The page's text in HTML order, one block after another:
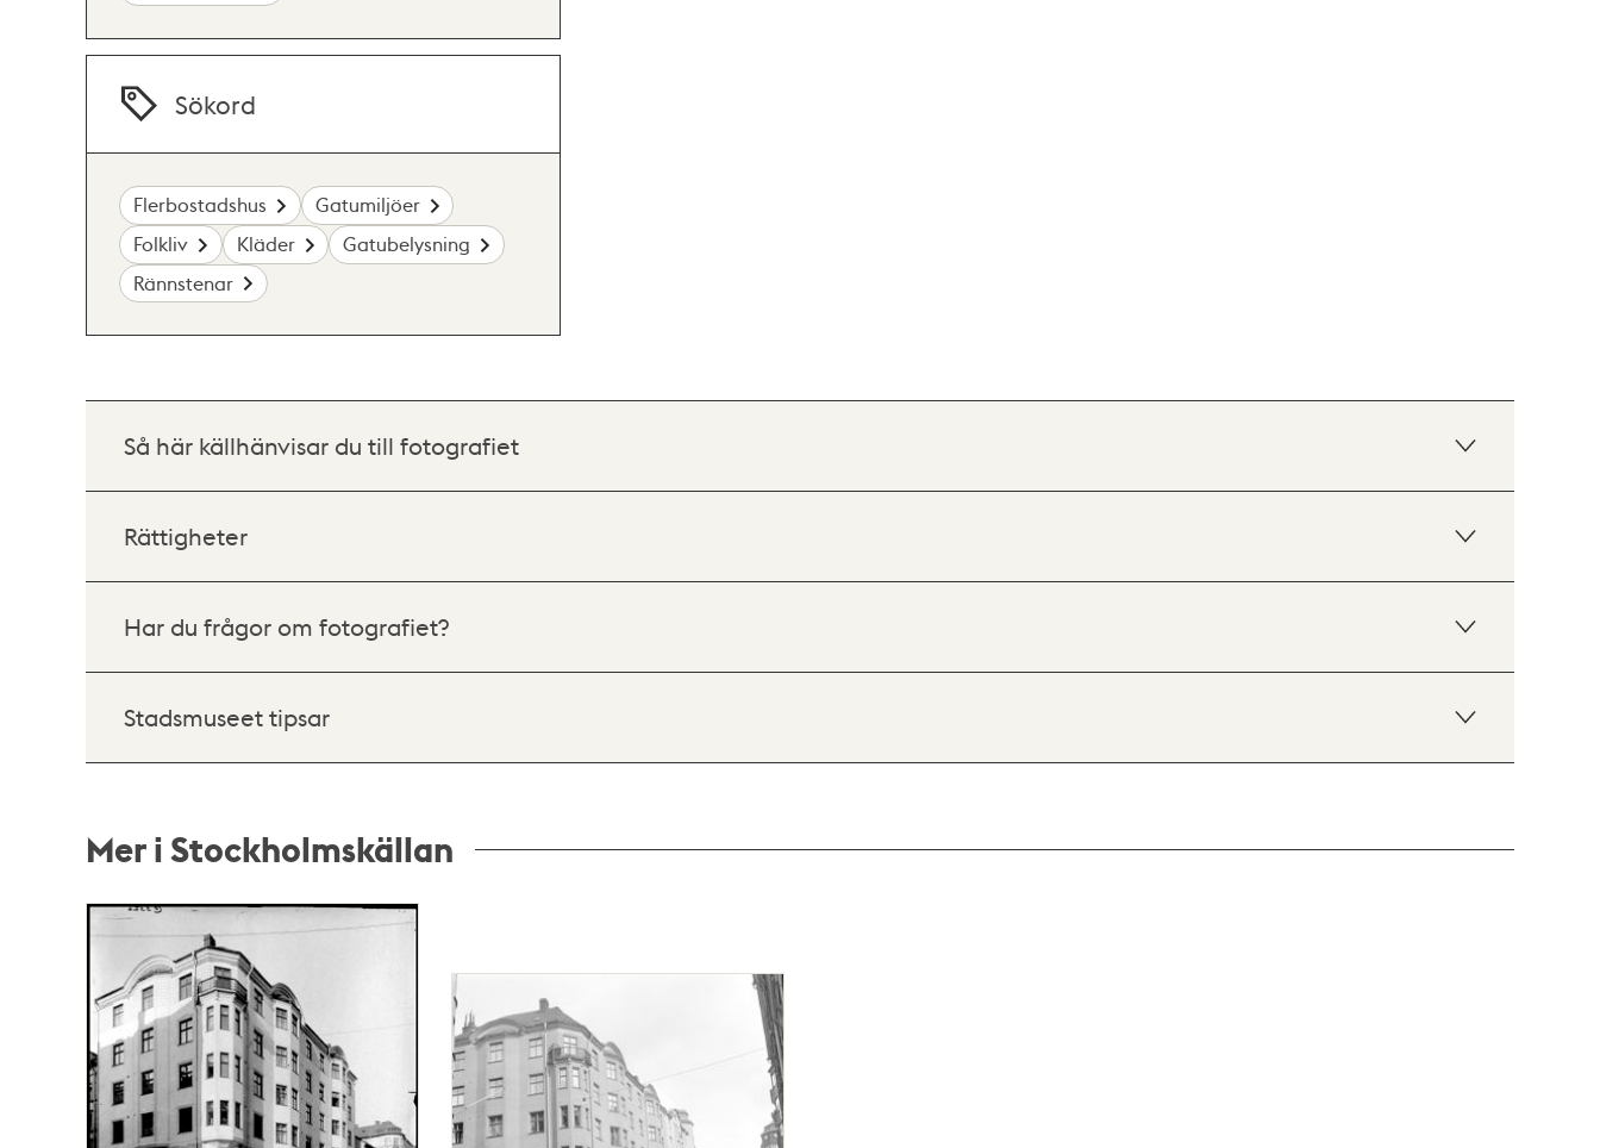
Sökord
Flerbostadshus
Gatumiljöer
Folkliv
Kläder
Gatubelysning
Rännstenar
Så här källhänvisar du till fotografiet
Rättigheter
Har du frågor om fotografiet?
Stadsmuseet tipsar
Mer i Stockholmskällan
Relaterade
och
teman